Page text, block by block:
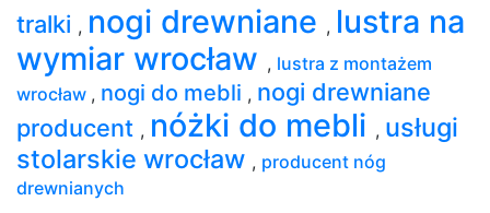
tralki , nogi drewniane , lustra na
wymiar wrocław , lustra z montażem
wrocław , nogi do mebli , nogi drewniane
producent , nóżki do mebli , usługi
stolarskie wrocław , producent nóg
drewnianych